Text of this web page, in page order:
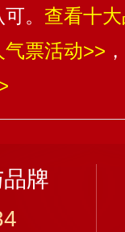
。 查看十
票活动>> ，
牌